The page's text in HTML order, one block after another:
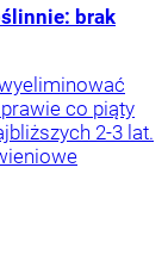
brak
co piąty
2-3 lat.